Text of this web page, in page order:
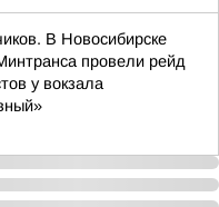
В Новосибирске
провели рейд
у вокзала